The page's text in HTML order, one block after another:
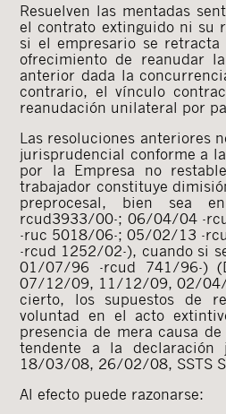
Resuelven las mentadas
el contrato extinguido ni su
si el empresario se
ofrecimiento de reanudar
anterior dada la
contrario, el vínculo
reanudación unilateral por
Las resoluciones anteriores
jurisprudencial conforme a
por la Empresa no
trabajador constituye
preprocesal, bien sea
rcud3933/00-; 06/04/04 -
-ruc 5018/06-; 05/02/13 -
-rcud 1252/02-), cuando si
01/07/96 -rcud 741/96-)
07/12/09, 11/12/09, 02/
cierto, los supuestos de
voluntad en el acto
presencia de mera causa
tendente a la
18/03/08, 26/02/08, SSTS
Al efecto puede razonarse: